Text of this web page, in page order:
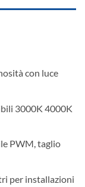
con luce
3000K 4000K
PWM, taglio
per installazioni